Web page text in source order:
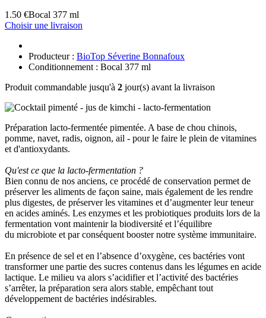
1.50 €Bocal 377 ml
Choisir une livraison
Producteur : BioTop Séverine Bonnafoux
Conditionnement : Bocal 377 ml
Produit commandable jusqu'à 2 jour(s) avant la livraison
Préparation lacto-fermentée pimentée. A base de chou chinois,
pomme, navet, radis, oignon, ail - pour le faire le plein de vitamines
et d'antioxydants.
Qu'est ce que la lacto-fermentation ?
Bien connu de nos anciens, ce procédé de conservation permet de
préserver les aliments de façon saine, mais également de les rendre
plus digestes, de préserver les vitamines et d’augmenter leur teneur
en acides aminés. Les enzymes et les probiotiques produits lors de la
fermentation vont maintenir la biodiversité et l’équilibre
du microbiote et par conséquent booster notre système immunitaire.
En présence de sel et en l’absence d’oxygène, ces bactéries vont
transformer une partie des sucres contenus dans les légumes en acide
lactique. Le milieu va alors s’acidifier et l’activité des bactéries
s’arrêter, la préparation sera alors stable, empêchant tout
développement de bactéries indésirables.